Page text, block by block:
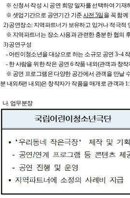
※ 신청서 작성 시 공연 희망 일자를 선택하여 기재
※ 셋업기간으로 공연기간 기준 사전5일 을 꼭 함
2) 공연장소: 지역파트너가 보유하고 있거나 적극적
※ 지역파트너는 장소 사용과 관련한 충분한 협의
3) 공연구성
- 어린이청소년을 대상으로 하는 소규모 공연 3~4
- 한 사람을 위한 작은 공연 6 작품 내외(관객과 창작
※ 공연 프로그램은 다양한 공간에서 관객을 만날 수
분 내외/6편 내외)은 창작자가 작품을 매개로 관객과
나. 업무분장